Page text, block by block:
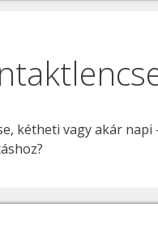
kétheti vagy akár